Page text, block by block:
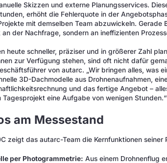
Skizzen und externe Planungsservices.
erhöht die Fehlerquote in der
mit demselben Team abzuwickeln. Gerade
der Nachfrage, sondern an ineffizienten
heute schneller, präziser und in größerer Zahl
zur Verfügung stehen, sind oft nicht dafür
von autarc. „Wir bringen alles, was
3D-Dachmodelle aus Drohnenaufnahmen,
und das fertige Angebot –
Tagesprojekt eine Aufgabe von wenigen Stunden.“
am Messestand
zeigt das autarc-Team die Kernfunktionen seiner
per Photogrammetrie: Aus einem Drohnenflug